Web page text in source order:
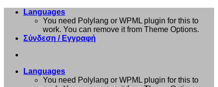
Μετάβαση
περιεχόμενο
Languages
You need Polylang or WPML plugin for this to
work. You can remove it from Theme Options.
Σύνδεση / Εγγραφή
Languages
You need Polylang or WPML plugin for this to